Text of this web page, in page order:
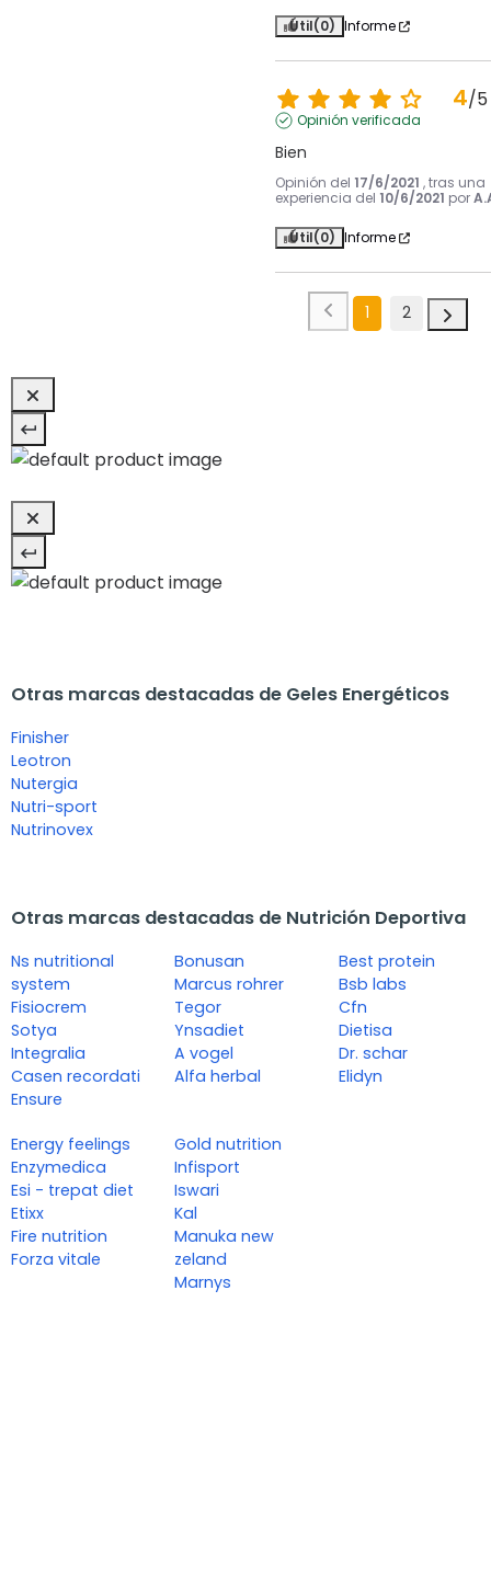
Útil(0) Informe
4/5
Opinión verificada
Bien
Opinión del 17/6/2021 , tras una
experiencia del 10/6/2021 por
Útil(0) Informe
1 2
Otras marcas destacadas de Geles Energéticos
Finisher
Leotron
Nutergia
Nutri-sport
Nutrinovex
Otras marcas destacadas de Nutrición Deportiva
Ns nutritional
system
Fisiocrem
Sotya
Integralia
Casen recordati
Ensure
Bonusan
Marcus rohrer
Tegor
Ynsadiet
A vogel
Alfa herbal
Best protein
Bsb labs
Cfn
Dietisa
Dr. schar
Elidyn
Energy feelings
Enzymedica
Esi - trepat diet
Etixx
Fire nutrition
Forza vitale
Gold nutrition
Infisport
Iswari
Kal
Manuka new
zeland
Marnys